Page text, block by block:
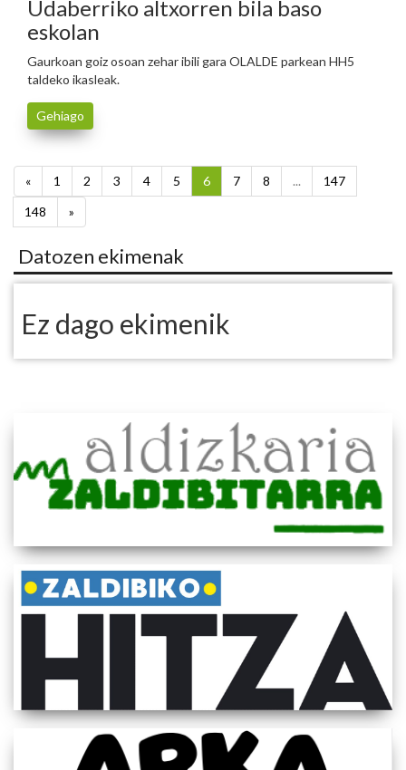
Udaberriko altxorren bila baso
eskolan
Gaurkoan goiz osoan zehar ibili gara OLALDE parkean HH5
taldeko ikasleak.
Gehiago
« 1 2 3 4 5 6 7 8 ...
147
148
»
Datozen ekimenak
Ez dago ekimenik